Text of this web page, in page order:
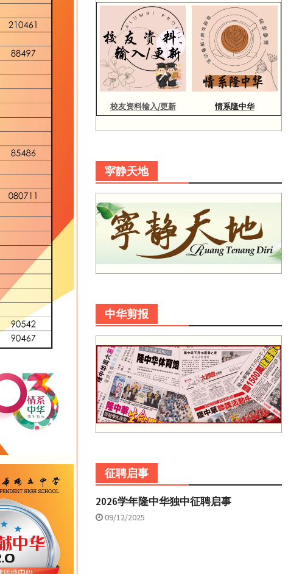
校友资料输入/更新 情系隆中华
寜静天地
中华剪报
征聘启事
2026学年隆中华独中征聘启事
09/12/2025